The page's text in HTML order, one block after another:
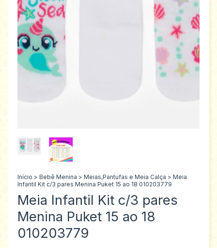
Início > Bebê Menina > Meias,Pantufas e Meia Calça > Meia
Infantil Kit c/3 pares Menina Puket 15 ao 18 010203779
Meia Infantil Kit c/3 pares
Menina Puket 15 ao 18
010203779